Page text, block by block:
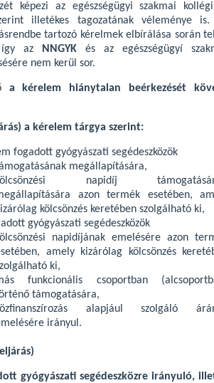
képezi az egészségügyi szakmai
illetékes tagozatának véleménye is.
tartozó kérelmek elbírálása során
így az
NNGYK és az egészségügyí
nem kerül sor.
a kérelem hiánytalan beérkezését
a kérelem tárgya szerint:
fogadott gyógyászati segédeszközök
megállapítására,
napidíj
azon termék esetében,
kölcsönzés keretében szolgálható ki,
gyógyászati segédeszközök
napidíjának emelésére azon
amely kizárólag kölcsönzés
ki,
funkcionális csoportban
támogatására,
alapjául szolgáló
irányul.
gyógyászati segédeszközre irányuló,